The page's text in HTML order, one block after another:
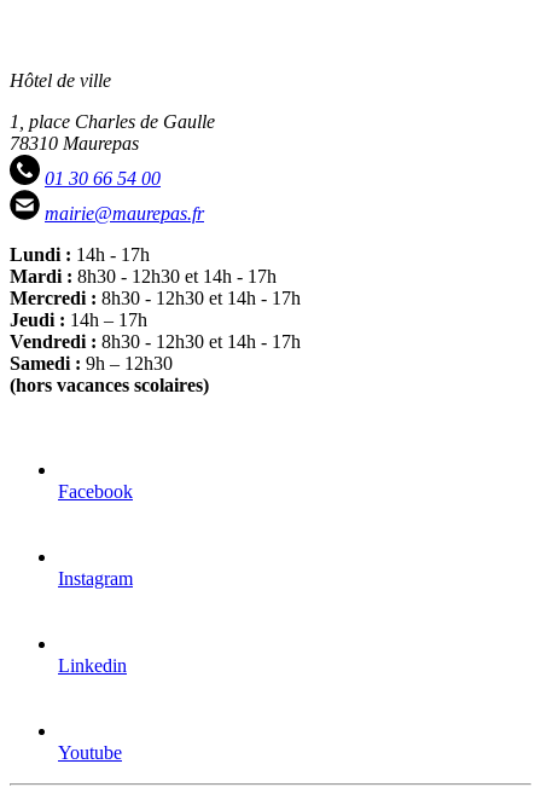
Hôtel de ville
1, place Charles de Gaulle
78310 Maurepas
01 30 66 54 00
mairie@maurepas.fr
Lundi : 14h - 17h
Mardi : 8h30 - 12h30 et 14h - 17h
Mercredi : 8h30 - 12h30 et 14h - 17h
Jeudi : 14h – 17h
Vendredi : 8h30 - 12h30 et 14h - 17h
Samedi : 9h – 12h30
(hors vacances scolaires)
Facebook
Instagram
Linkedin
Youtube